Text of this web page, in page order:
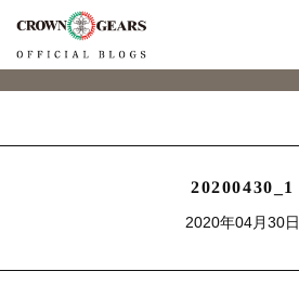
20200430_1
2020年04月30日